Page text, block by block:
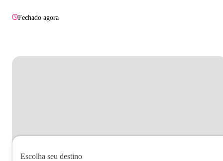
Fechado agora
Escolha seu destino